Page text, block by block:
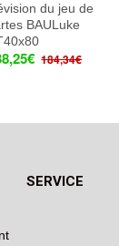
du jeu de
BAULuke
184,34€
SERVICE